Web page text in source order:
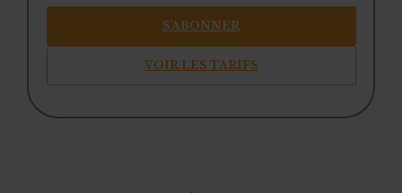
S’ABONNER
VOIR LES TARIFS